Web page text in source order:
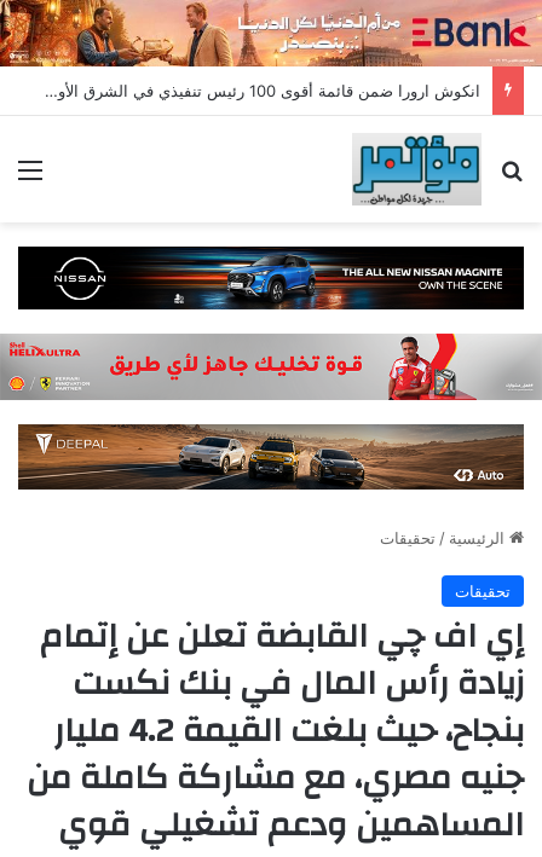
انكوش ارورا ضمن قائمة أقوى 100 رئيس تنفيذي في الشرق الأوسط لعام 2026 في قائمة فوربس الشرق الأوسط”
بحث عن
الرئيسية / تحقيقات
تحقيقات
إي اف چي القابضة تعلن عن إتمام
زيادة رأس المال في بنك نكست
بنجاح، حيث بلغت القيمة 4.2 مليار
جنيه مصري، مع مشاركة كاملة من
المساهمين ودعم تشغيلي قوي